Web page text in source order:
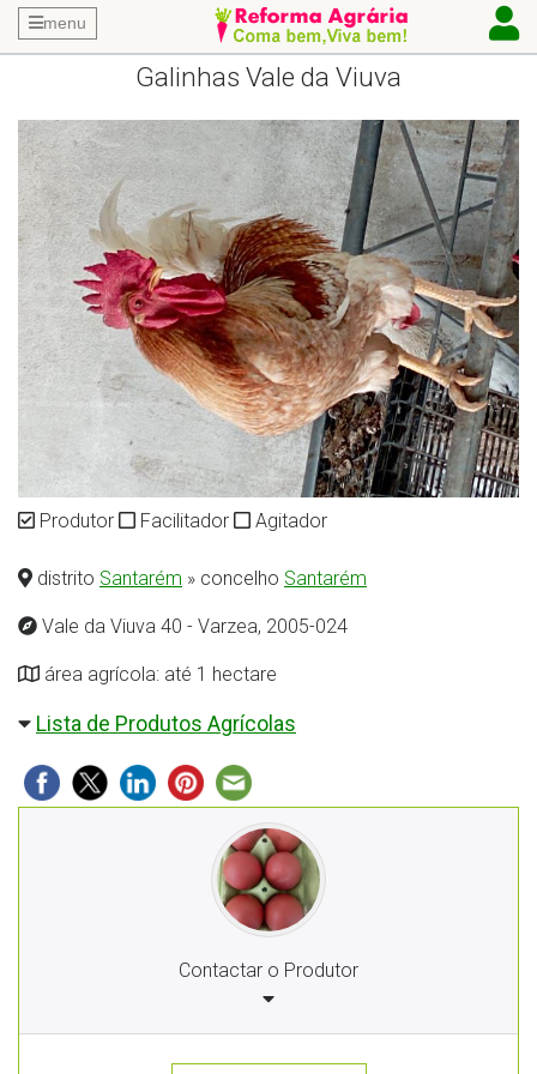
menu
Galinhas Vale da Viuva
Produtor Facilitador Agitador
distrito Santarém » concelho Santarém
Vale da Viuva 40 - Varzea, 2005-024
área agrícola: até 1 hectare
Lista de Produtos Agrícolas
Contactar o Produtor